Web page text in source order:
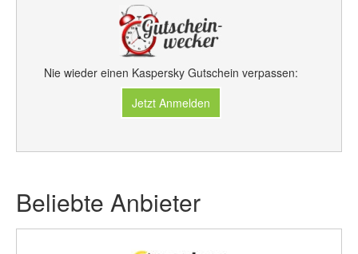
Nie wieder einen Kaspersky Gutschein verpassen:
Jetzt Anmelden
Beliebte Anbieter